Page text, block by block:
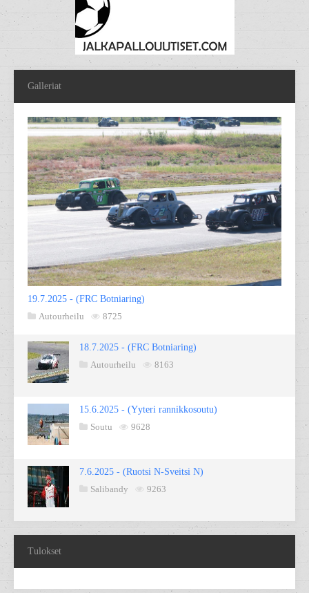
Galleriat
19.7.2025 - (FRC Botniaring)
Autourheilu
8725
18.7.2025 - (FRC Botniaring)
Autourheilu
8163
15.6.2025 - (Yyteri rannikkosoutu)
Soutu
9628
7.6.2025 - (Ruotsi N-Sveitsi N)
Salibandy
9263
Tulokset